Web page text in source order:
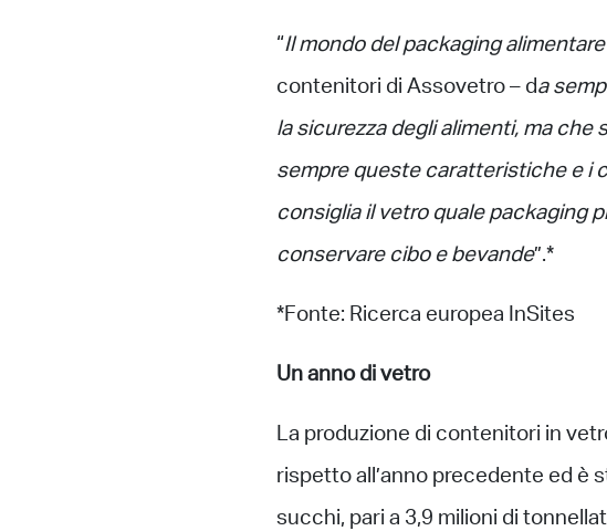
“Il mondo del packaging alimentare
contenitori di Assovetro – da
la sicurezza degli alimenti, ma
sempre queste caratteristiche e i
consiglia il vetro quale packaging
conservare cibo e bevande”.*
*Fonte: Ricerca europea InSites
Un anno di vetro
La produzione di contenitori in
rispetto all’anno precedente ed è
succhi, pari a 3,9 milioni di